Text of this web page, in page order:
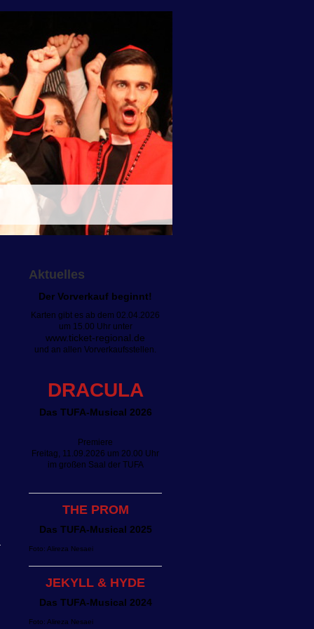
Aktuelles
Der Vorverkauf beginnt!
Karten gibt es ab dem 02.04.2026
um 15.00 Uhr unter
www.ticket-regional.de
und an allen Vorverkaufsstellen.
DRACULA
Das TUFA-Musical 2026
Premiere
Freitag, 11.09.2026 um 20.00 Uhr
im großen Saal der TUFA
THE PROM
Das TUFA-Musical 2025
Foto: Alireza Nesaei
JEKYLL & HYDE
Das TUFA-Musical 2024
Foto: Alireza Nesaei